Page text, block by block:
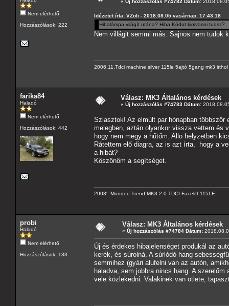
Nem elérhető
Hozzászólások: 222
« Új hozzászólás #74782 Dátum:
Idézetet írta: VZoli - 2018.08.05 vasárnap, 17:43:18
Hibalámpa világít utána? Hiba Kódot kiolvasni tudsz?
Nem villágit semmi más. Sajnos nem tudok
2006.11.Tdci machine silver 115le 5ajtó 5gang mk3
farika84
Haladó
Nem elérhető
Hozzászólások: 442
Válasz: MK3 Általános kérdések
« Új hozzászólás #74783 Dátum:
Sziasztok! Az elmúlt par hónapban többször
melegben, aztán olyankor vissza vettem és
hogy nem megy a hűtőm. Allo helyzetben
Rátettem elő diagra, az is azt írta, hogy a
a hibát?
Köszönöm a segítséget.
2003' Mondeo Trend MK3 2.0 TDCI Facelift 115LE
probi
Haladó
Nem elérhető
Hozzászólások: 133
Válasz: MK3 Általános kérdések
« Új hozzászólás #74784 Dátum:
Új és érdekes hibajelenséget produkál az
kerék, és súrolná. A súrlódó hang
semmihez (gyári alufelni van az autón,
haladva, sem jobbra nincs hang. A
vele közlekedni. Valakinek van ötlete,